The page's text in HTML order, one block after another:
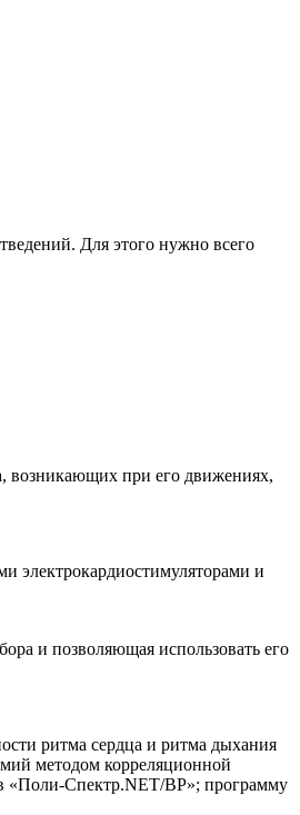
Для этого нужно всего
возникающих при его движениях,
электрокардиостимуляторами и
и позволяющая использовать его
ритма сердца и ритма дыхания
методом корреляционной
«Поли-Спектр.NET/ВР»; программу